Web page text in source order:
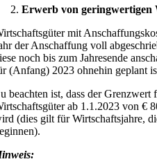
Erwerb von geringwertigen
mit
der Anschaffung voll
noch bis zum Jahresende
(Anfang) 2023 ohnehin geplant
beachten ist, dass der Grenzwert
ab 1.1.2023 von €
(dies gilt für Wirtschaftsjahre,